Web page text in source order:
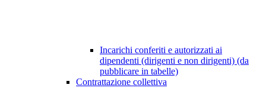
Incarichi conferiti e autorizzati ai
dipendenti (dirigenti e non dirigenti) (da
pubblicare in tabelle)
Contrattazione collettiva